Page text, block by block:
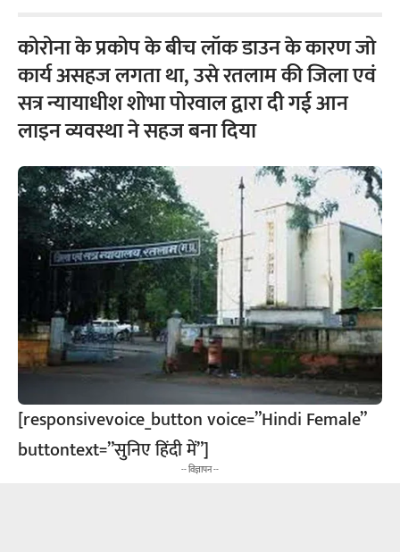
कोरोना के प्रकोप के बीच लॉक डाउन के कारण जो
कार्य असहज लगता था, उसे रतलाम की जिला एवं
सत्र न्यायाधीश शोभा पोरवाल द्वारा दी गई आन
लाइन व्यवस्था ने सहज बना दिया
[responsivevoice_button voice=”Hindi Female”
buttontext=”सुनिए हिंदी में”]
-- विज्ञापन --